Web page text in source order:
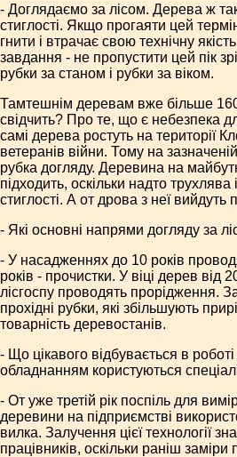
- Доглядаємо за лісом. Дерева ж
стиглості. Якщо прогаяти цей
гнити і втрачає свою технічну
завдання - не пропустити цей пік
рубки за станом і рубки за віком.
Тамтешнім деревам вже більше
свідчить? Про те, що є небезпека
самі дерева ростуть на території
ветеранів війни. Тому на
рубка догляду. Деревина на
підходить, оскільки надто трухлява
стиглості. А от дрова з неї вийдуть
- Які основні напрями догляду за
- У насадженнях до 10 років
років - прочистки. У віці дерев від
лісгоспу проводять прорідження.
прохідні рубки, які збільшують
товарність деревостанів.
- Що цікавого відбувається в
обладнанням користуються
- От уже третій рік поспіль для
деревини на підприємстві
вилка. Залучення цієї технології
працівників, оскільки раніш